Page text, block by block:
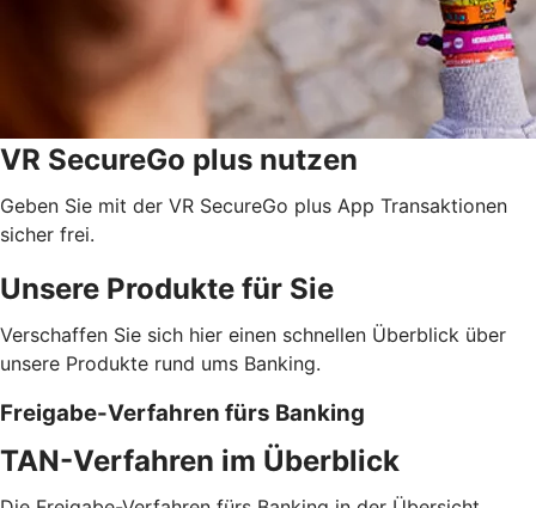
VR SecureGo plus nutzen
Geben Sie mit der VR SecureGo plus App Transaktionen
sicher frei.
Unsere Produkte für Sie
Verschaffen Sie sich hier einen schnellen Überblick über
unsere Produkte rund ums Banking.
Freigabe-Verfahren fürs Banking
TAN-Verfahren im Überblick